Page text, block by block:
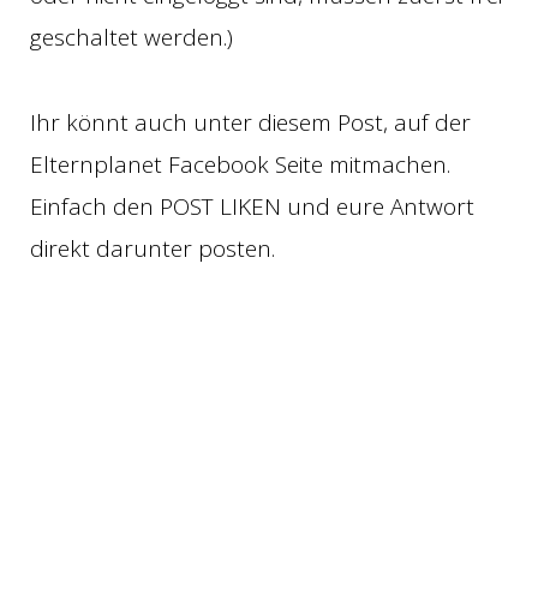
geschaltet werden.)
Ihr könnt auch unter diesem Post, auf der
Elternplanet Facebook Seite mitmachen.
Einfach den POST LIKEN und eure Antwort
direkt darunter posten.